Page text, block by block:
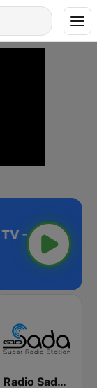
Radio Sada (راديو صدى)